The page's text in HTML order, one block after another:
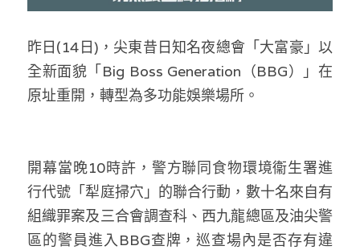
美西極權主義
真相直擊
極端暴恐實錄
莫綺琪專欄
黃萬成專欄
招國偉專欄
林伯強專欄
馮煒光專欄
趙處機專欄
黎智英案審訊
支聯會案
35+顛覆案
休閒好介紹
親子
花生仔漫畫週記
人才招聘
投稿熱線
商戶合作
條款及細則
關於我們
搜索
繁體中文
繁體中文
昨日(14日)，尖東昔日知名夜總會「大富豪」以
全新面貌「Big Boss Generation（BBG）」在
原址重開，轉型為多功能娛樂場所。
開幕當晚10時許，警方聯同食物環境衞生署進
行代號「犁庭掃穴」的聯合行動，數十名來自有
組織罪案及三合會調查科、西九龍總區及油尖警
區的警員進入BBG查牌，巡查場內是否存有違